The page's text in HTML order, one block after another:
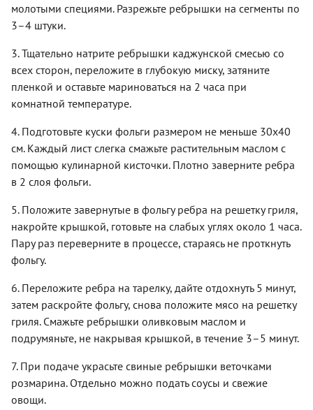
молотыми специями. Разрежьте ребрышки на сегменты по
3–4 штуки.
3. Тщательно натрите ребрышки каджунской смесью со
всех сторон, переложите в глубокую миску, затяните
пленкой и оставьте мариноваться на 2 часа при
комнатной температуре.
4. Подготовьте куски фольги размером не меньше 30х40
см. Каждый лист слегка смажьте растительным маслом с
помощью кулинарной кисточки. Плотно заверните ребра
в 2 слоя фольги.
5. Положите завернутые в фольгу ребра на решетку гриля,
накройте крышкой, готовьте на слабых углях около 1 часа.
Пару раз переверните в процессе, стараясь не проткнуть
фольгу.
6. Переложите ребра на тарелку, дайте отдохнуть 5 минут,
затем раскройте фольгу, снова положите мясо на решетку
гриля. Смажьте ребрышки оливковым маслом и
подрумяньте, не накрывая крышкой, в течение 3–5 минут.
7. При подаче украсьте свиные ребрышки веточками
розмарина. Отдельно можно подать соусы и свежие
овощи.